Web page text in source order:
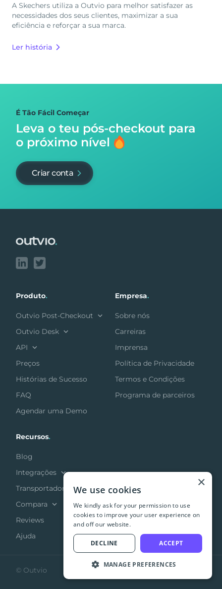
A Skechers utiliza a Outvio para melhor satisfazer as
necessidades dos seus clientes, maximizar a sua
eficiência e reforçar a sua marca.
Ler história
É Tão Fácil Começar
Leva o teu pós-checkout para
o próximo nível
Criar conta
Produto.
Outvio Post-Checkout
Outvio Desk
API
Preços
Histórias de Sucesso
FAQ
Agendar uma Demo
Empresa.
Sobre nós
Carreiras
Imprensa
Política de Privacidade
Termos e Condições
Programa de parceiros
Recursos.
Blog
Integrações
Transportadoras
Compara
Reviews
Ajuda
© Outvio
×
We use cookies
We kindly ask for your permission to use
cookies to improve your user experience on
and off our website.
ACCEPT
DECLINE
MANAGE PREFERENCES